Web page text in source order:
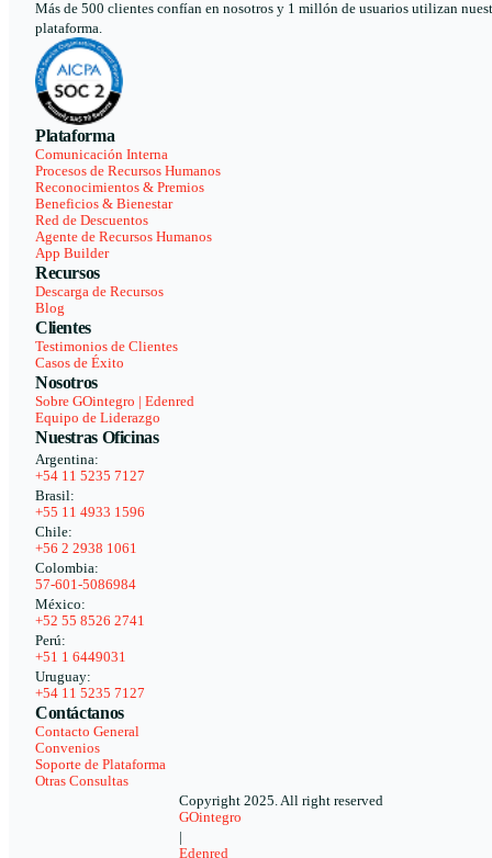
Más de 500 clientes confían en nosotros y 1 millón de usuarios utilizan
plataforma.
Plataforma
Comunicación Interna
Procesos de Recursos Humanos
Reconocimientos & Premios
Beneficios & Bienestar
Red de Descuentos
Agente de Recursos Humanos
App Builder
Recursos
Descarga de Recursos
Blog
Clientes
Testimonios de Clientes
Casos de Éxito
Nosotros
Sobre GOintegro | Edenred
Equipo de Liderazgo
Nuestras Oficinas
Argentina:
+54 11 5235 7127
Brasil:
+55 11 4933 1596
Chile:
+56 2 2938 1061
Colombia:
57-601-5086984
México:
+52 55 8526 2741
Perú:
+51 1 6449031
Uruguay:
+54 11 5235 7127
Contáctanos
Contacto General
Convenios
Soporte de Plataforma
Otras Consultas
Copyright 2025. All right reserved
GOintegro
Edenred